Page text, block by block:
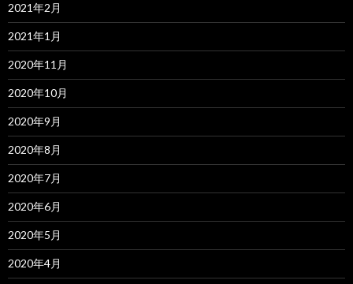
2021年2月
2021年1月
2020年11月
2020年10月
2020年9月
2020年8月
2020年7月
2020年6月
2020年5月
2020年4月